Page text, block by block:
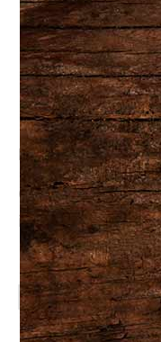
Menu Familial #2
Choisir la
item.